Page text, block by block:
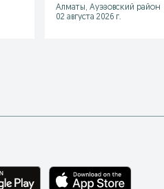
Алматы, Ауэзовский район
02 августа 2026 г.